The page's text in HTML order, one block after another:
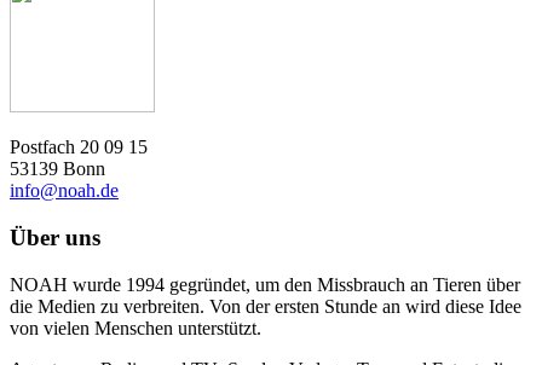
Postfach 20 09 15
53139 Bonn
info@noah.de
Über uns
NOAH wurde 1994 gegründet, um den Missbrauch an Tieren über
die Medien zu verbreiten. Von der ersten Stunde an wird diese Idee
von vielen Menschen unterstützt.